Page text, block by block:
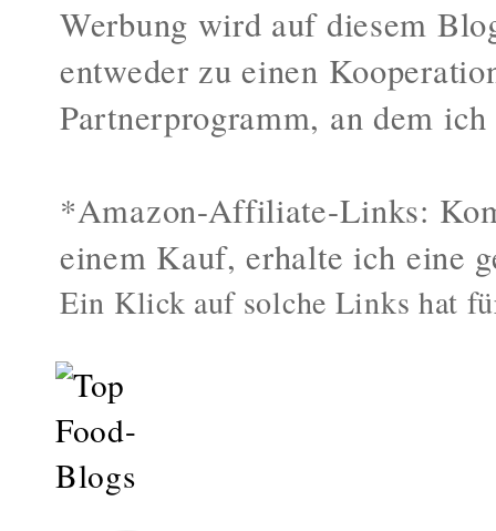
Werbung wird auf diesem
entweder zu einen
Partnerprogramm, an dem
*Amazon-Affiliate-Links:
einem Kauf, erhalte ich eine
Ein Klick auf solche Links hat